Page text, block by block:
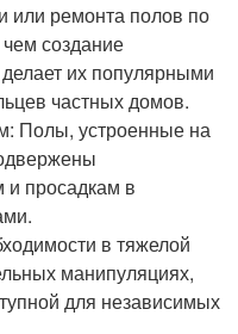
или ремонта полов по
создание
их популярными
частных домов.
Полы, устроенные на
просадкам в
в тяжелой
манипуляциях,
для независимых